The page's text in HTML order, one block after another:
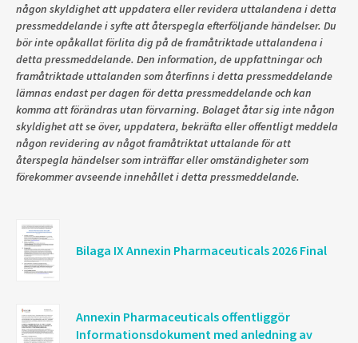
någon skyldighet att uppdatera eller revidera uttalandena i detta
pressmeddelande i syfte att återspegla efterföljande händelser. Du
bör inte opåkallat förlita dig på de framåtriktade uttalandena i
detta pressmeddelande. Den information, de uppfattningar och
framåtriktade uttalanden som återfinns i detta pressmeddelande
lämnas endast per dagen för detta pressmeddelande och kan
komma att förändras utan förvarning. Bolaget åtar sig inte någon
skyldighet att se över, uppdatera, bekräfta eller offentligt meddela
någon revidering av något framåtriktat uttalande för att
återspegla händelser som inträffar eller omständigheter som
förekommer avseende innehållet i detta pressmeddelande.
Bilaga IX Annexin Pharmaceuticals 2026 Final
Annexin Pharmaceuticals offentliggör
Informationsdokument med anledning av